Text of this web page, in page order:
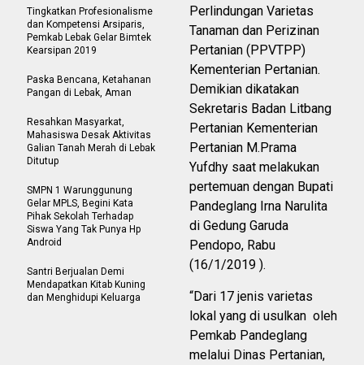
Perlindungan Varietas
Tanaman dan Perizinan
Pertanian (PPVTPP)
Kementerian Pertanian.
Demikian dikatakan
Sekretaris Badan Litbang
Pertanian Kementerian
Pertanian M.Prama
Yufdhy saat melakukan
pertemuan dengan Bupati
Pandeglang Irna Narulita
di Gedung Garuda
Pendopo, Rabu
(16/1/2019 ).
“Dari 17 jenis varietas
lokal yang di usulkan oleh
Pemkab Pandeglang
melalui Dinas Pertanian,
Tingkatkan Profesionalisme
dan Kompetensi Arsiparis,
Pemkab Lebak Gelar Bimtek
Kearsipan 2019
Paska Bencana, Ketahanan
Pangan di Lebak, Aman
Resahkan Masyarkat,
Mahasiswa Desak Aktivitas
Galian Tanah Merah di Lebak
Ditutup
SMPN 1 Warunggunung
Gelar MPLS, Begini Kata
Pihak Sekolah Terhadap
Siswa Yang Tak Punya Hp
Android
Santri Berjualan Demi
Mendapatkan Kitab Kuning
dan Menghidupi Keluarga